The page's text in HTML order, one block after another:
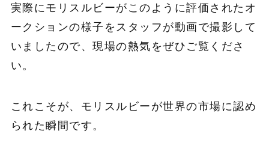
実際にモリスルビーがこのように評価されたオ
ークションの様子をスタッフが動画で撮影して
いましたので、現場の熱気をぜひご覧くださ
い。
これこそが、モリスルビーが世界の市場に認め
られた瞬間です。